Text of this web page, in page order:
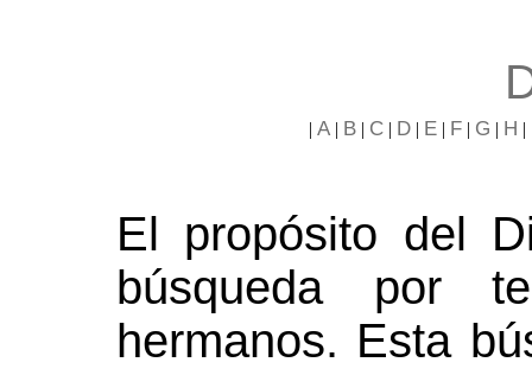
| A| B| C| D| E| F| G | H |
El propósito del
búsqueda por
hermanos. Esta